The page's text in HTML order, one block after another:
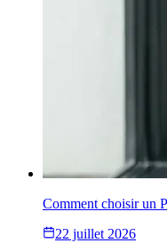
Comment choisir un
22 juillet 2026